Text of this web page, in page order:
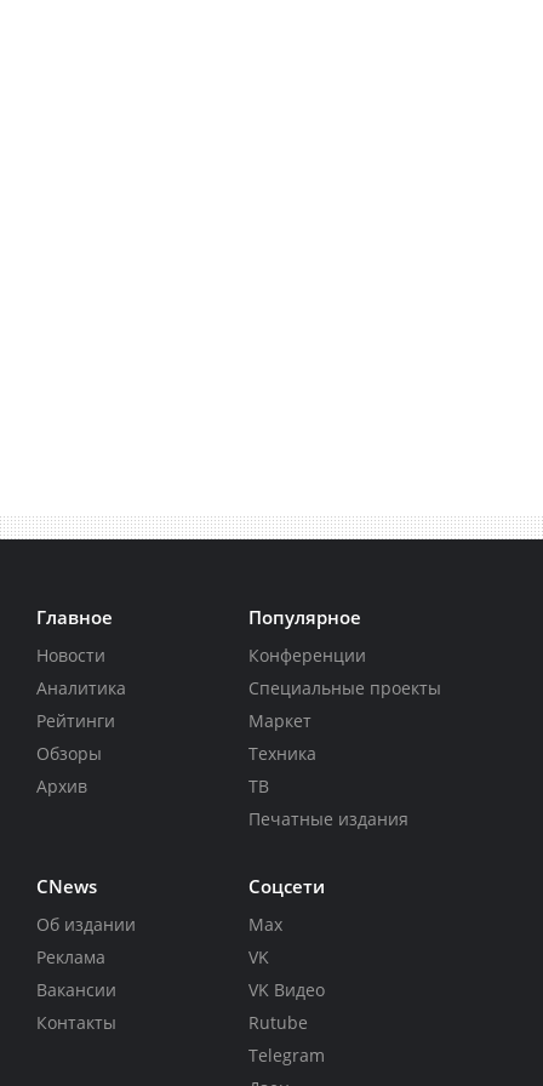
Главное
Новости
Аналитика
Рейтинги
Обзоры
Архив
Популярное
Конференции
Специальные проекты
Маркет
Техника
ТВ
Печатные издания
CNews
Об издании
Реклама
Вакансии
Контакты
Соцсети
Max
VK
VK Видео
Rutube
Telegram